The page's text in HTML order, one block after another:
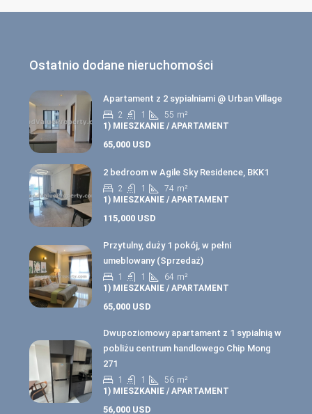
Ostatnio dodane nieruchomości
Apartament z 2 sypialniami @ Urban Village
2 1 55 m²
1) MIESZKANIE / APARTAMENT
65,000 USD
2 bedroom w Agile Sky Residence, BKK1
2 1 74 m²
1) MIESZKANIE / APARTAMENT
115,000 USD
Przytulny, duży 1 pokój, w pełni
umeblowany (Sprzedaż)
1 1 64 m²
1) MIESZKANIE / APARTAMENT
65,000 USD
Dwupoziomowy apartament z 1 sypialnią w
pobliżu centrum handlowego Chip Mong
271
1 1 56 m²
1) MIESZKANIE / APARTAMENT
56,000 USD